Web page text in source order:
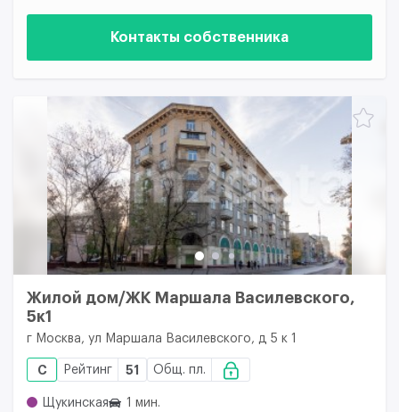
Контакты собственника
Жилой дом/ЖК Маршала Василевского,
5к1
г Москва, ул Маршала Василевского, д 5 к 1
C Рейтинг 51 Общ. пл.
Щукинская 1 мин.